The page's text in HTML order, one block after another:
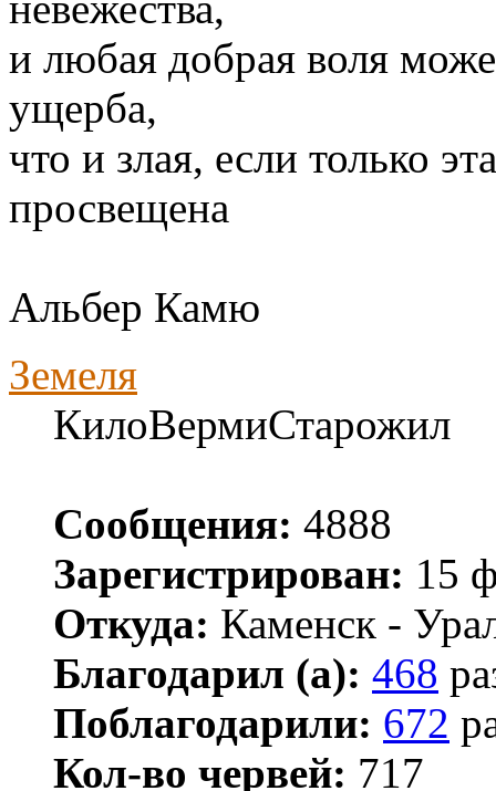
и любая добрая воля
ущерба,
что и злая, если только
просвещена
Альбер Камю
Земеля
КилоВермиСтарожил
Сообщения: 4888
Зарегистрирован: 15
Откуда: Каменск -
Благодарил (а): 468
Поблагодарили: 672
Кол-во червей: 717